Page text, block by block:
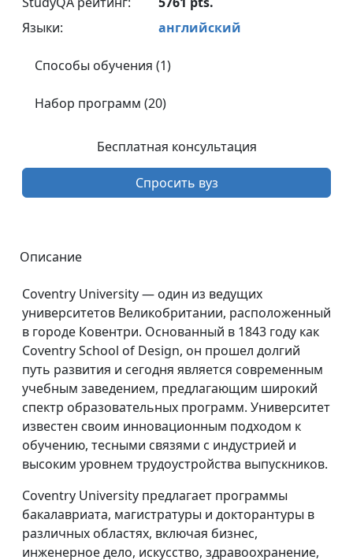
Языки:
английский
Способы обучения (1)
Набор программ (20)
Бесплатная консультация
Спросить вуз
Описание
Coventry University — один из ведущих
университетов Великобритании, расположенный
в городе Ковентри. Основанный в 1843 году как
Coventry School of Design, он прошел долгий
путь развития и сегодня является современным
учебным заведением, предлагающим широкий
спектр образовательных программ. Университет
известен своим инновационным подходом к
обучению, тесными связями с индустрией и
высоким уровнем трудоустройства выпускников.
Coventry University предлагает программы
бакалавриата, магистратуры и докторантуры в
различных областях, включая бизнес,
инженерное дело, искусство, здравоохранение,